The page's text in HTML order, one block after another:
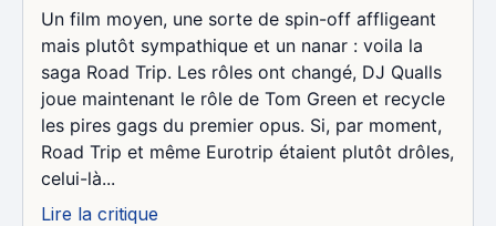
Un film moyen, une sorte de spin-off affligeant
mais plutôt sympathique et un nanar : voila la
saga Road Trip. Les rôles ont changé, DJ Qualls
joue maintenant le rôle de Tom Green et recycle
les pires gags du premier opus. Si, par moment,
Road Trip et même Eurotrip étaient plutôt drôles,
celui-là...
Lire la critique